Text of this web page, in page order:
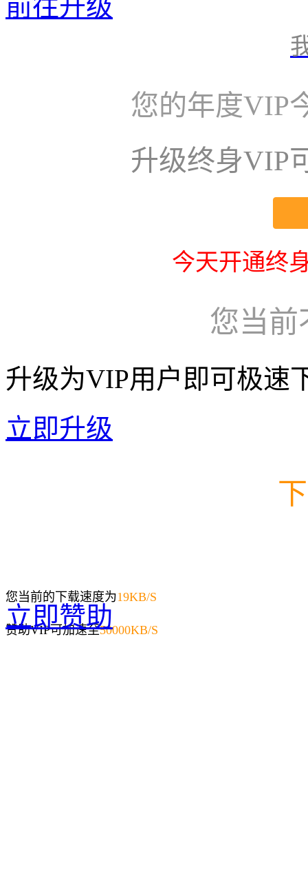
前往升级
您的年度VIP
升级终身VIP
今天开通终
您当前
升级为VIP用户即可极速
立即升级
您当前的下载速度为19KB/S
赞助VIP可加速至50000KB/S
立即赞助